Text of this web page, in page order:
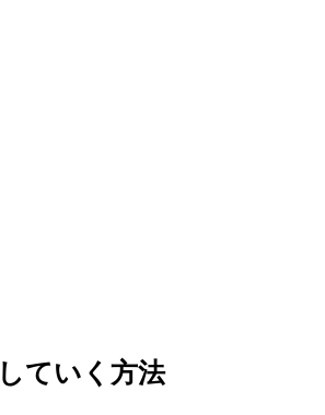
ていく方法